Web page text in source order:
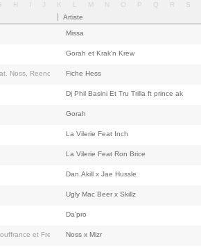
H I J K M N O P Q R
S
Artiste
Missa
Gorah et Krak'n Krew
Noss, Reeno, Tha Manz, Prince Fellaga...)
Fiche Hess
Dj Phil Basini Et Tru Trilla ft prince ak
Gorah
La Vilerie Feat Inch
La Vilerie Feat Ron Brice
Dan.Akill x Jae Hussle
Ugly Mac Beer x Skillz
Da'pro
et Freko DingNoss x Mizr